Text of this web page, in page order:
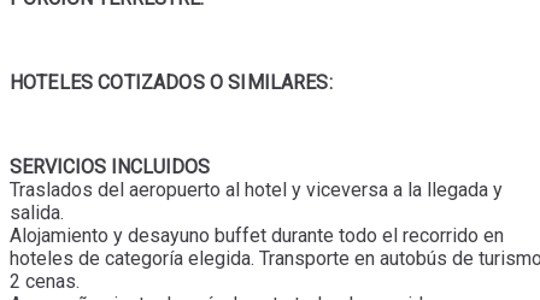
HOTELES COTIZADOS O SIMILARES:
SERVICIOS INCLUIDOS
Traslados del aeropuerto al hotel y viceversa a la llegada y
salida.
Alojamiento y desayuno buffet durante todo el recorrido en
hoteles de categoría elegida. Transporte en autobús de
2 cenas.